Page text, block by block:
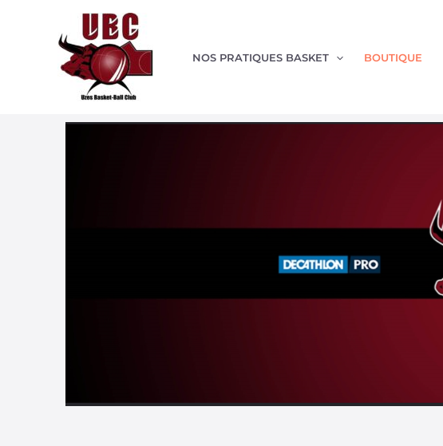
NOS PRATIQUES BASKET BOUTIQUE